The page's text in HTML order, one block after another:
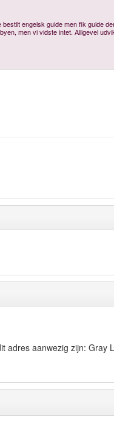
engelsk guide men fik guide
men vi vidste intet. Alligevel
adres aanwezig zijn: